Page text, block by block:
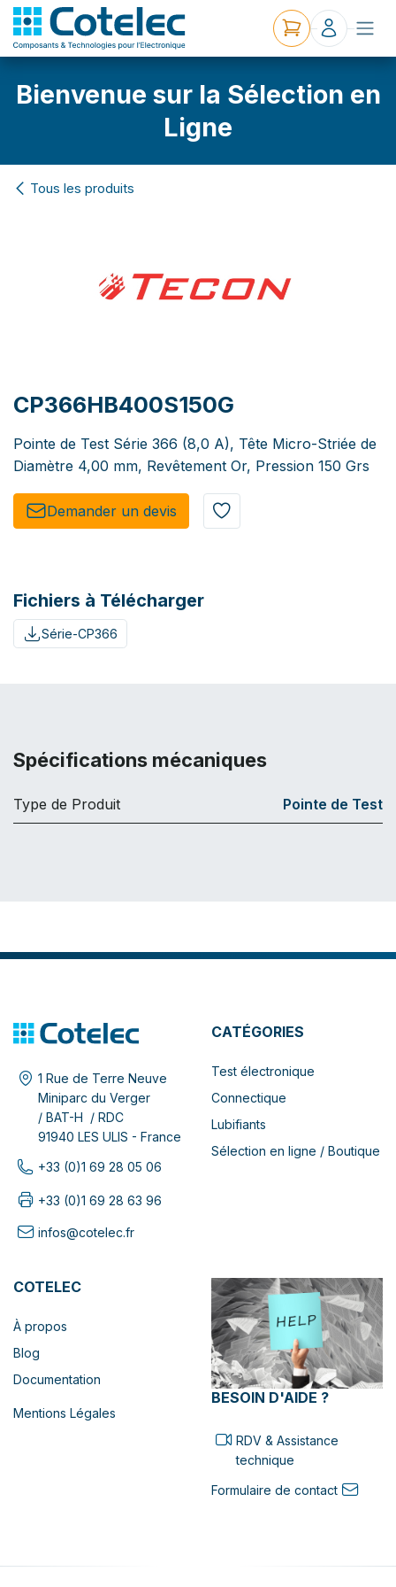
Bienvenue sur la Sélection en
Ligne
Tous les produits
CP366HB400S150G
Pointe de Test Série 366 (8,0 A), Tête Micro-Striée de
Diamètre 4,00 mm, Revêtement Or, Pression 150 Grs
Demander un de​​vis​​
Fichiers à Télécharger
Série-CP366
Spécifications mécaniques
Type de Produit Pointe de Test
1 Rue de Terre Neuve
Miniparc du Verger
/ BAT-H / RDC
91940 LES ULIS - France
+33 (0)1 69 28 05 06
+33 (0)1 69 28 63 96
infos@cotelec.fr
CATÉGORIES
Test électronique
Connectique
Lubifiants
Sélection en ligne / Boutique
COTELEC
À propos
Blog
Documentation
Mentions Légales
BESOIN D'AIDE ?
RDV & Assistance
technique
Formulaire de contact